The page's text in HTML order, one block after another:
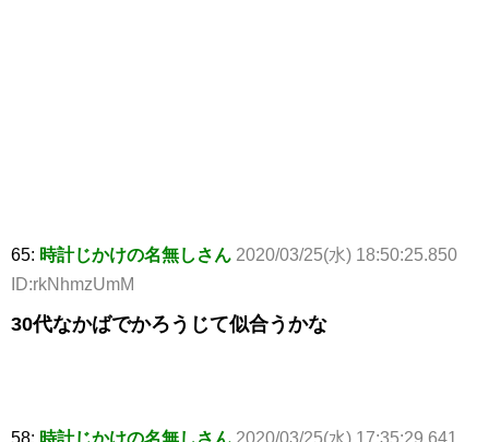
65: 時計じかけの名無しさん 2020/03/25(水) 18:50:25.850
ID:rkNhmzUmM
30代なかばでかろうじて似合うかな